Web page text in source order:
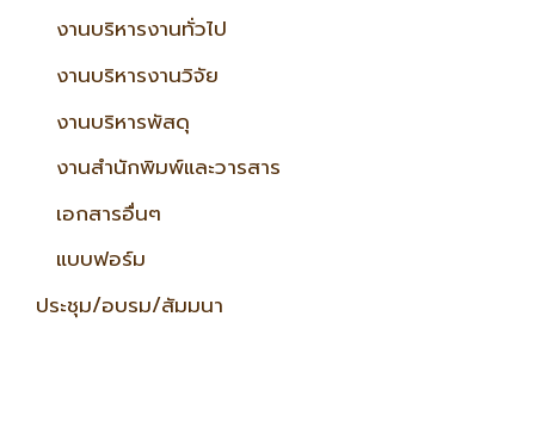
งานบริหารงานทั่วไป
งานบริหารงานวิจัย
งานบริหารพัสดุ
งานสำนักพิมพ์และวารสาร
เอกสารอื่นๆ
แบบฟอร์ม
ประชุม/อบรม/สัมมนา